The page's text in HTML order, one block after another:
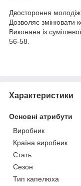
Двостороння
Дозволяє змінювати
Виконана із
56-58.
Характеристики
Основні атрибути
Виробник
Країна виробник
Стать
Сезон
Тип капелюха